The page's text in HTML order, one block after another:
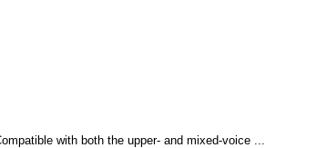
with both the upper- and mixed-voice ...